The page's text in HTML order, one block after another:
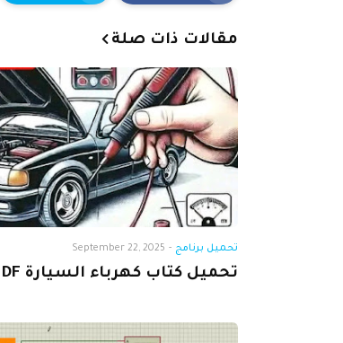
مقالات ذات صلة
تحميل برنامج -
September 22, 2025
تحميل كتاب كهرباء السيارة PDF مجاناً